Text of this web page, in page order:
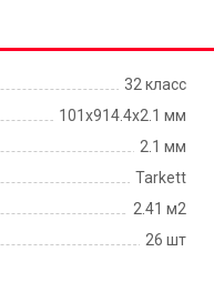
32 класс
101x914.4х2.1 мм
2.1 мм
Tarkett
2.41 м2
26 шт